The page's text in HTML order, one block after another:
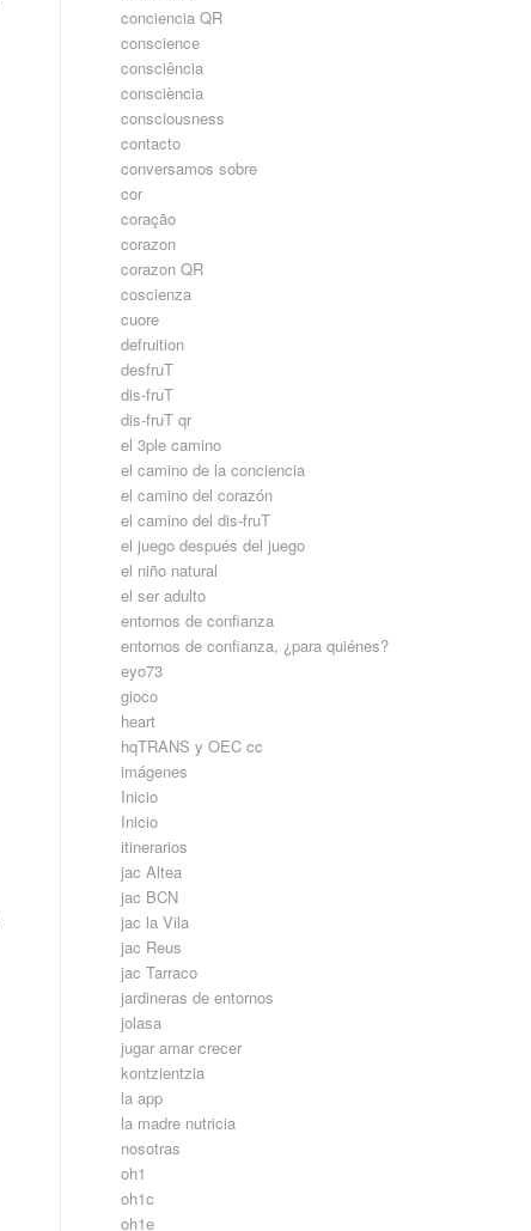
conciencia QR
conscience
consciência
consciència
consciousness
contacto
conversamos sobre
cor
coração
corazon
corazon QR
coscienza
cuore
defruition
desfruT
dis-fruT
dis-fruT qr
el 3ple camino
el camino de la conciencia
el camino del corazón
el camino del dis-fruT
el juego después del juego
el niño natural
el ser adulto
entornos de confianza
entornos de confianza, ¿para quiénes?
eyo73
gioco
heart
hqTRANS y OEC cc
imágenes
Inicio
Inicio
itinerarios
jac Altea
jac BCN
jac la Vila
jac Reus
jac Tarraco
jardineras de entornos
jolasa
jugar amar crecer
kontzientzia
la app
la madre nutricia
nosotras
oh1
oh1c
oh1e